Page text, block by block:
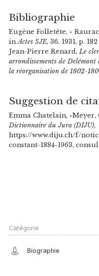
Bibliographie
Eugène Folletête, «
inActes SJE, 36, 1931, p. 182
Jean-Pierre Renard,Le
arrondissements de
la réorganisation de 1802-
Suggestion de
Emma Chatelain, «Meyer,
Dictionnaire du Jura (DIJU),
https://www.diju.ch/f/
constant-1884-1963,
Catégorie
Biographie